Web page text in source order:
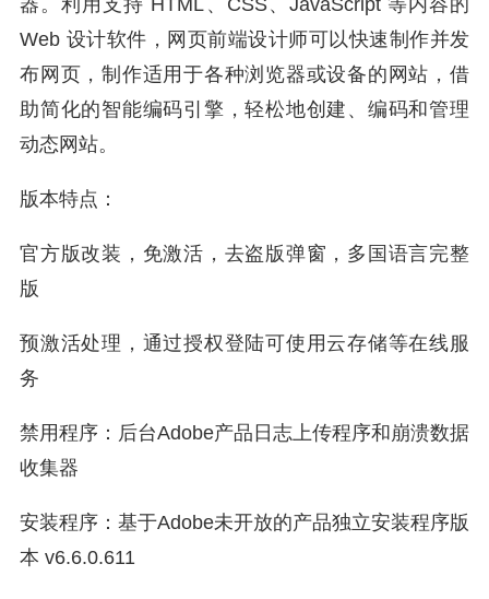
Web 设计软件，网页前端设计师可以快速制作并发
布网页，制作适用于各种浏览器或设备的网站，借
助简化的智能编码引擎，轻松地创建、编码和管理
动态网站。
版本特点：
官方版改装，免激活，去盗版弹窗，多国语言完整
版
预激活处理，通过授权登陆可使用云存储等在线服
务
禁用程序：后台Adobe产品日志上传程序和崩溃数据
收集器
安装程序：基于Adobe未开放的产品独立安装程序版
本 v6.6.0.611